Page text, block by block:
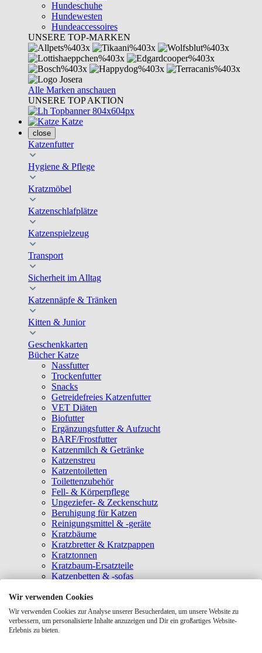
Hundeschuhe
Hundewesten
Hundeaccessoires
UNSERE TOP-MARKEN
Alle Marken anschauen
UNSERE TOP AKTION
Katze
close
Katzenfutter
Hygiene & Pflege
Kratzmöbel
Katzenschlafplätze
Katzenspielzeug
Transport
Sicherheit im Alltag
Katzennäpfe & Tränken
Kitten & Junior
Geschenkkarten
Bücher Katze
Nassfutter
Trockenfutter
Snacks
Getreidefreies Katzenfutter
VET Diäten
Biofutter
Ergänzungsfutter & Aufzucht
BARF/Frostfutter
Katzenmilch & Getränke
Katzenstreu
Katzentoiletten
Toilettenzubehör
Fell- & Körperpflege
Ungeziefer- & Zeckenschutz
Beruhigung für Katzen
Reinigungsmittel & -geräte
Kratzbäume
Kratzbretter & Kratzpappen
Kratztonnen
Kratzbaum-Ersatzteile
Katzenbetten & -sofas
Katzenhäuser
Hängematten & Fensterliegeplätze
Katzendecken & -matten
Baldrian- & Catnipspielzeug
Wir verwenden Cookies
Wir verwenden Cookies zur Analyse unserer Besucherdaten, um unsere Website zu
verbessern, um personalisierte Inhalte anzuzeigen und Dir ein großartiges Website-
Erlebnis zu bieten.